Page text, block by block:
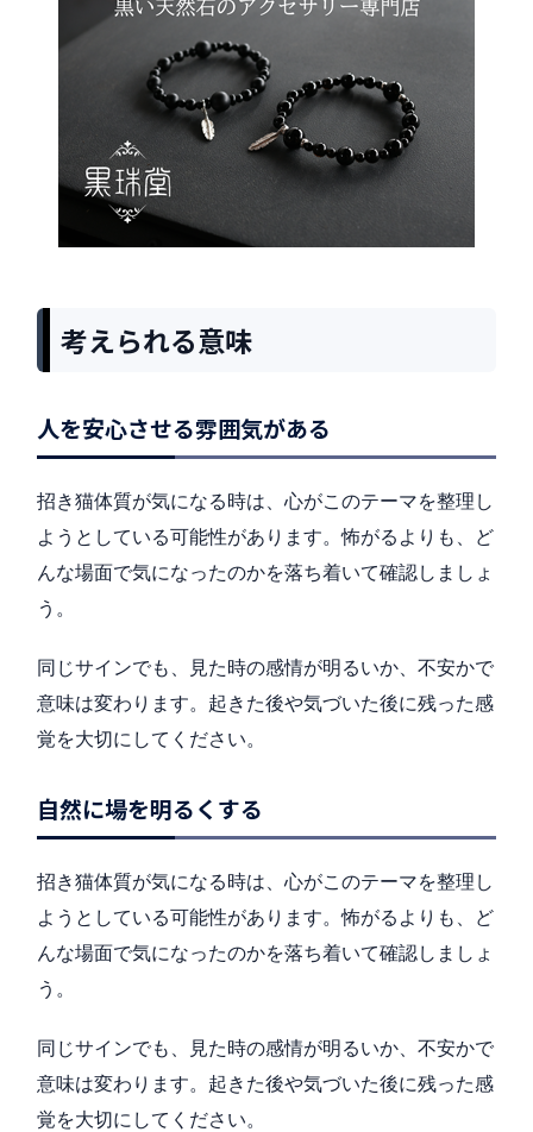
考えられる意味
人を安心させる雰囲気がある
招き猫体質が気になる時は、心がこのテーマを整理し
ようとしている可能性があります。怖がるよりも、ど
んな場面で気になったのかを落ち着いて確認しましょ
う。
同じサインでも、見た時の感情が明るいか、不安かで
意味は変わります。起きた後や気づいた後に残った感
覚を大切にしてください。
自然に場を明るくする
招き猫体質が気になる時は、心がこのテーマを整理し
ようとしている可能性があります。怖がるよりも、ど
んな場面で気になったのかを落ち着いて確認しましょ
う。
同じサインでも、見た時の感情が明るいか、不安かで
意味は変わります。起きた後や気づいた後に残った感
覚を大切にしてください。